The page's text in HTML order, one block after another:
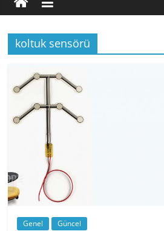
koltuk sensörü
Genel Güncel